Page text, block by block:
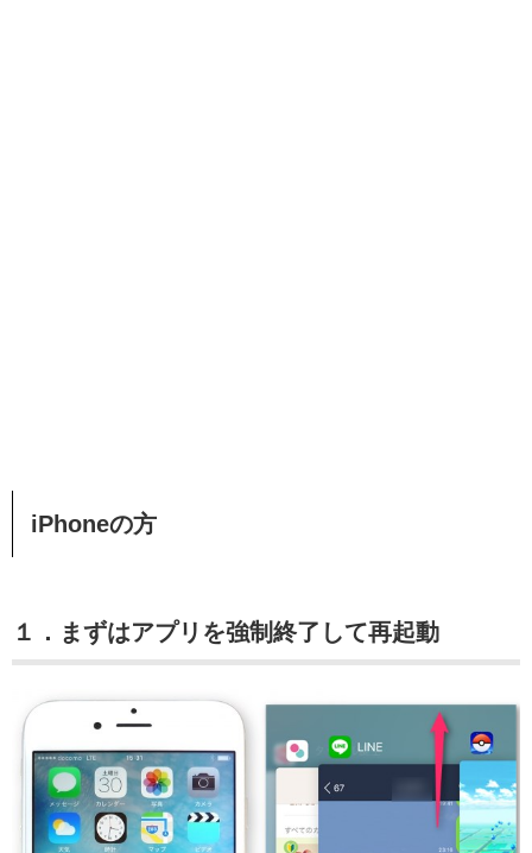
iPhoneの方
１．まずはアプリを強制終了して再起動